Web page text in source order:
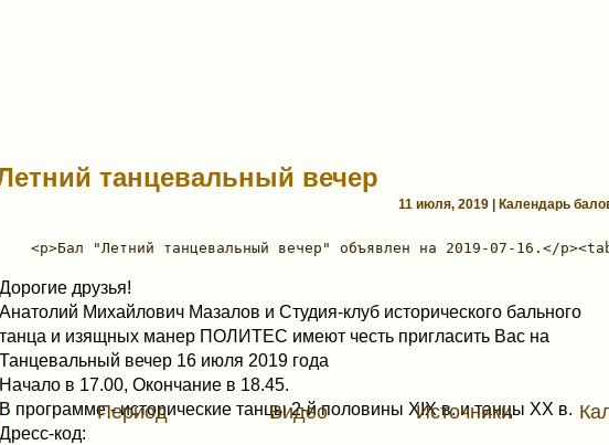
Период Видео Источники
танцевальный вечер
11 июля, 2019 | Календарь
Дорогие друзья!
Анатолий Михайлович Мазалов и Студия-клуб исторического бального
танца и изящных манер ПОЛИТЕС имеют честь пригласить Вас на
Танцевальный вечер 16 июля 2019 года
Начало в 17.00, Окончание в 18.45.
В программе - исторические танцы 2-й половины XIX в. и танцы XX в.
Дресс-код: